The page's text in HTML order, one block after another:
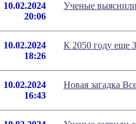
10.02.2024
20:06
Ученые
10.02.2024
18:26
К 2050 году еще
10.02.2024
16:43
Новая загадка